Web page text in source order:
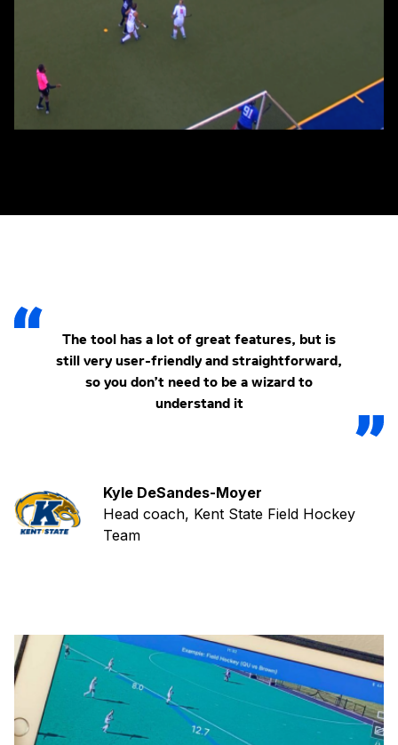
The tool has a lot of great features, but is
still very user-friendly and straightforward,
so you don’t need to be a wizard to
understand it
Kyle DeSandes-Moyer
Head coach, Kent State Field Hockey
Team